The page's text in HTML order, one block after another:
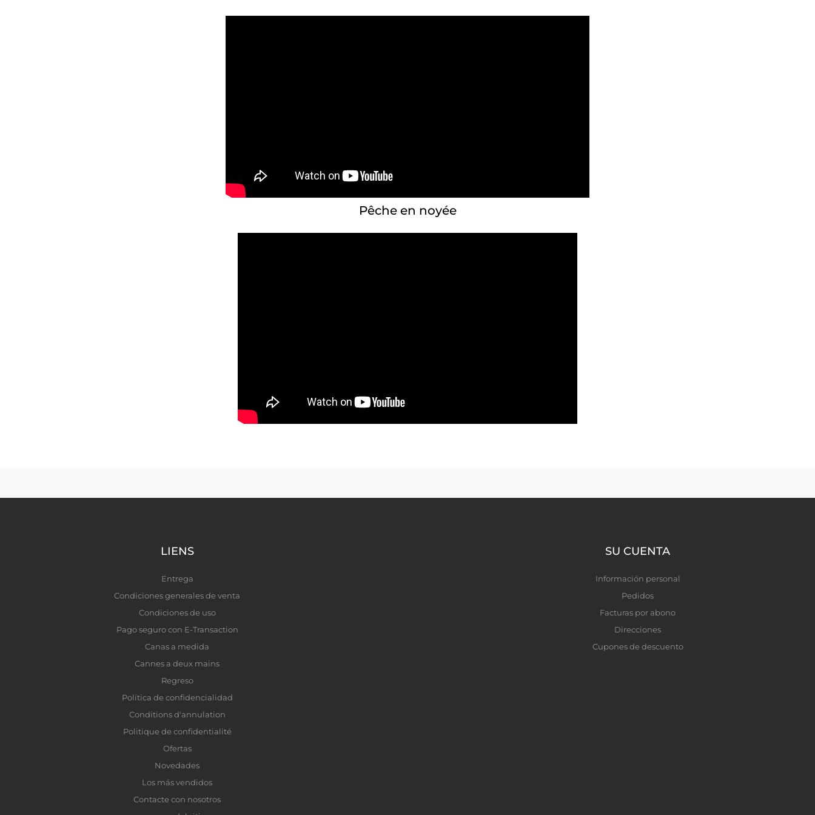
Pêche en noyée
LIENS
Entrega
Condiciones generales de venta
Condiciones de uso
Pago seguro con E-Transaction
Canas a medida
Cannes a deux mains
Regreso
Política de confidencialidad
Conditions d'annulation
Politique de confidentialité
Ofertas
Novedades
Los más vendidos
Contacte con nosotros
SU CUENTA
Información personal
Pedidos
Facturas por abono
Direcciones
Cupones de descuento